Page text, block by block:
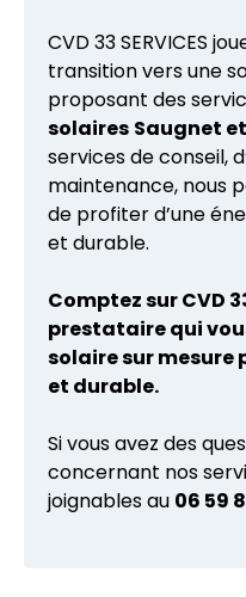
CVD 33 SERVICES
transition vers une
proposant des
solaires Saugnet
services de conseil,
maintenance, nous
de profiter d’une
et durable.
Comptez sur CVD
prestataire qui
solaire sur mesure
et durable.
Si vous avez des
concernant nos
joignables au 06 59